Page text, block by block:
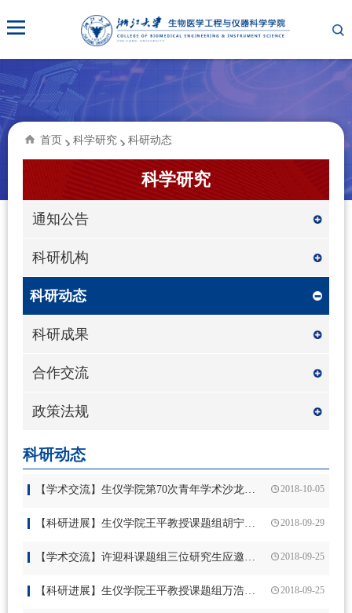
首页 科学研究 科研动态
科学研究
通知公告
科研机构
科研动态
科研成果
合作交流
政策法规
科研动态
2018-10-05
2018-09-29
【科研进展】生仪学院王平教授课题组胡宁博士发表论文：一种用于心肌细胞机电信号一体化实时检测的技术
2018-09-25
2018-09-25
【科研进展】生仪学院王平教授课题组万浩博士在《Sensors and Actuators B: Chemical》上发表论文